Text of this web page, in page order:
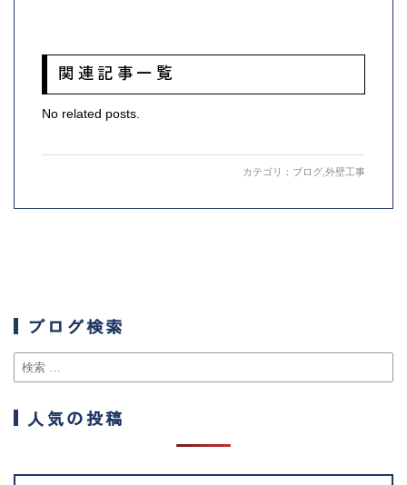
関連記事一覧
No related posts.
カテゴリ： ブログ 外壁工事
ブログ検索
人気の投稿